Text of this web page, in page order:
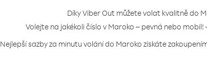
Díky Viber Out můžete volat kvalitně do
Volejte na jakékoli číslo v Maroko – pevná nebo mobil!
Nejlepší sazby za minutu volání do Maroko získáte